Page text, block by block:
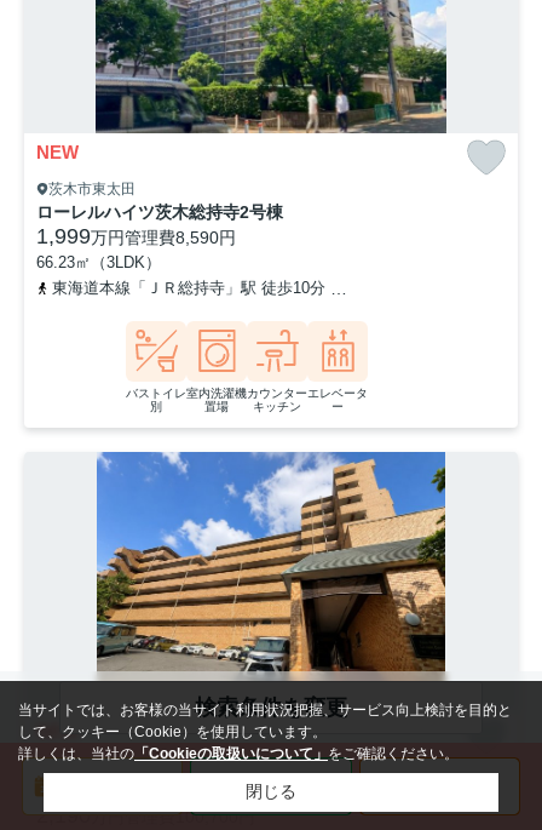
NEW
茨木市東太田
ローレルハイツ茨木総持寺2号棟
1,999万円管理費8,590円
66.23㎡（3LDK）
東海道本線「ＪＲ総持寺」駅 徒歩10分
バストイレ
別
室内洗濯機
置場
カウンター
キッチン
エレベータ
ー
NEW
ライオンズマンション枚方 310
2,190万円管理費100,700円
検索条件を変更
当サイトでは、お客様の当サイト利用状況把握、サービス向上検討を目的と
して、クッキー（Cookie）を使用しています。
詳しくは、当社の 「Cookieの取扱いについて」をご確認ください。
閉じる